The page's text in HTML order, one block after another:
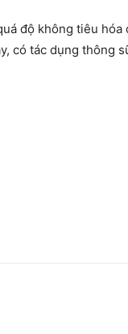
độ không tiêu
có tác dụng thông